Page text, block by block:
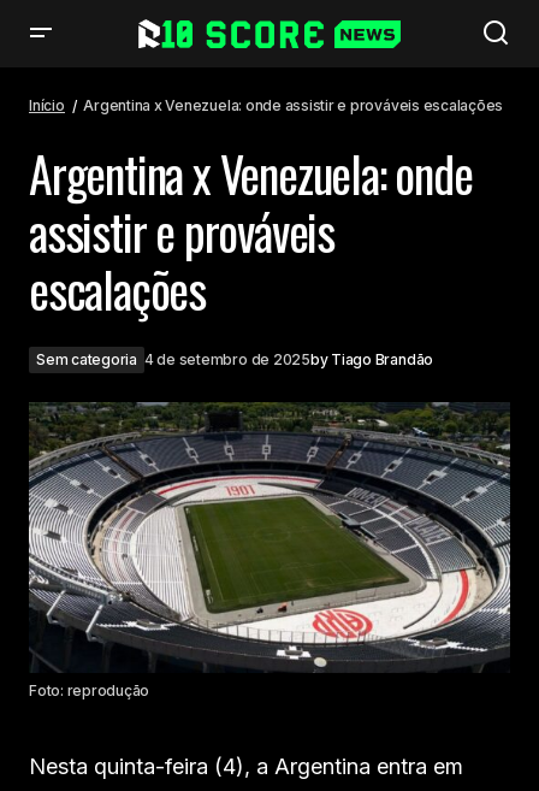
Início Argentina x Venezuela: onde assistir e prováveis escalações
Argentina x Venezuela: onde
assistir e prováveis
escalações
Sem categoria 4 de setembro de 2025by Tiago Brandão
Foto: reprodução
Nesta quinta-feira (4), a Argentina entra em